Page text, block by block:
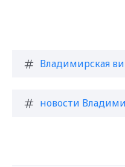
Владимирская
новости